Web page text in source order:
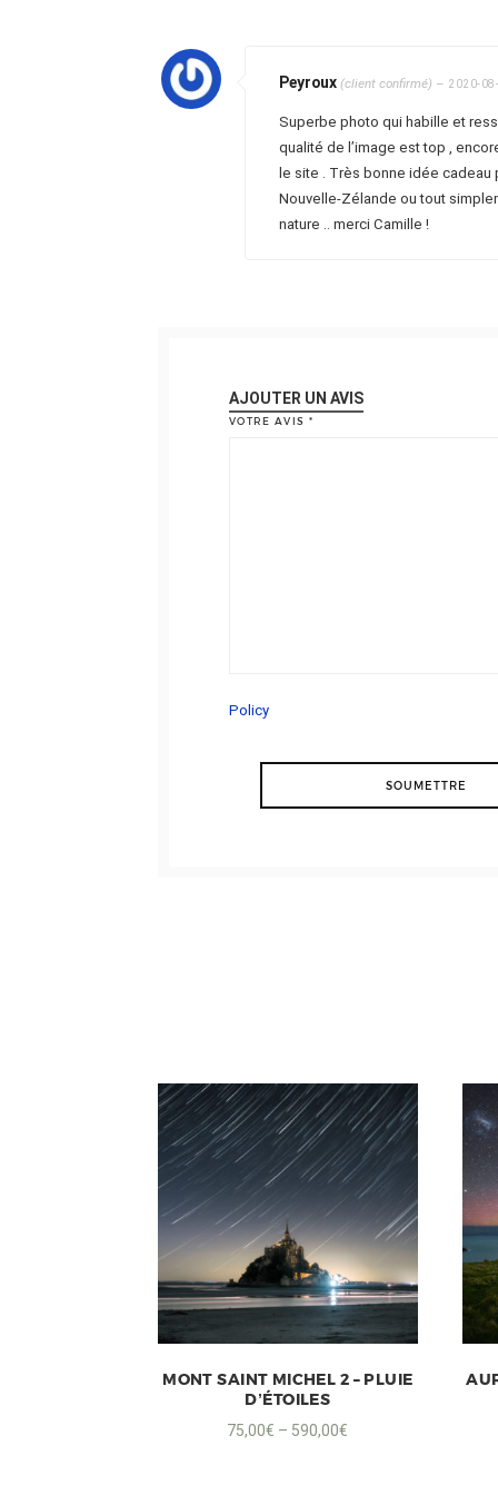
Peyroux (client confirmé) – 2020-
Superbe photo qui habille et
qualité de l’image est top ,
le site . Très bonne idée cadeau
Nouvelle-Zélande ou tout
nature .. merci Camille !
AJOUTER UN AVIS
VOTRE AVIS *
Policy
MONT SAINT MICHEL 2 – PLUIE
D’ÉTOILES
75,00€ – 590,00€